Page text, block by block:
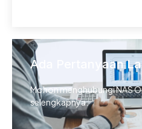
Ada Pertanyaan
Mohon menghubungi NAS
selengkapnya.